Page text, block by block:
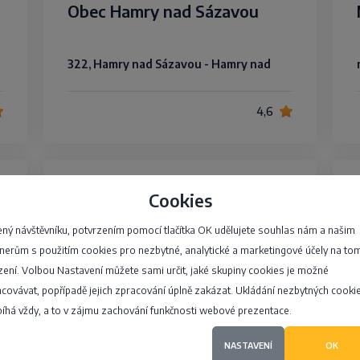
Cookies
návštěvníku, potvrzením pomocí tlačítka OK udělujete souhlas nám a našim
s použitím cookies pro nezbytné, analytické a marketingové účely na
Volbou Nastavení můžete sami určit, jaké skupiny cookies je možné
popřípadě jejich zpracování úplně zakázat. Ukládání nezbytných
vždy, a to v zájmu zachování funkčnosti webové prezentace.
NASTAVENÍ OK
Obec Hamry nad Sázavou
322, Hamry nad Sázavou - Hamry nad
4,6
OBEC DOBŘANY
90, Dobřany - Dobřany
4,4